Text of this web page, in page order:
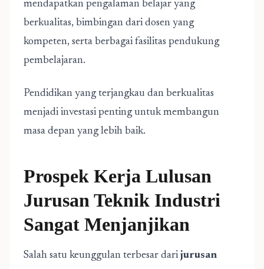
mendapatkan pengalaman belajar yang
berkualitas, bimbingan dari dosen yang
kompeten, serta berbagai fasilitas pendukung
pembelajaran.
Pendidikan yang terjangkau dan berkualitas
menjadi investasi penting untuk membangun
masa depan yang lebih baik.
Prospek Kerja Lulusan
Jurusan Teknik Industri
Sangat Menjanjikan
Salah satu keunggulan terbesar dari jurusan